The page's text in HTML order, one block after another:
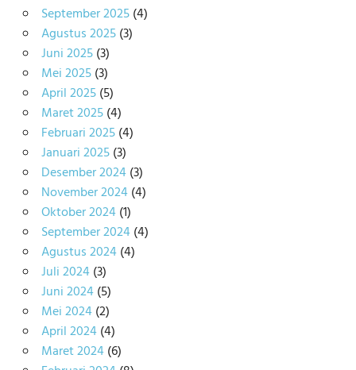
September 2025(4)
Agustus 2025(3)
Juni 2025(3)
Mei 2025(3)
April 2025(5)
Maret 2025(4)
Februari 2025(4)
Januari 2025(3)
Desember 2024(3)
November 2024(4)
Oktober 2024(1)
September 2024(4)
Agustus 2024(4)
Juli 2024(3)
Juni 2024(5)
Mei 2024(2)
April 2024(4)
Maret 2024(6)